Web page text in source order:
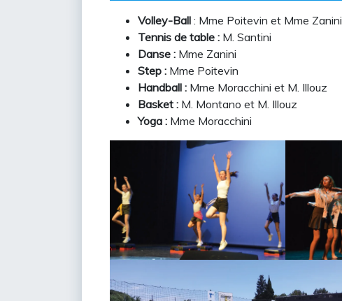
Volley-Ball : Mme Poitevin et Mme Zanini
Tennis de table : M. Santini
Danse : Mme Zanini
Step : Mme Poitevin
Handball : Mme Moracchini et M. Illouz
Basket : M. Montano et M. Illouz
Yoga : Mme Moracchini